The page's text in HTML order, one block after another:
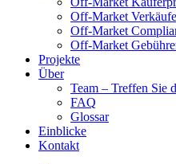
Off-Market
Off-Market
Off-Market
Projekte
Über
Team – Treffen Sie
FAQ
Glossar
Einblicke
Kontakt